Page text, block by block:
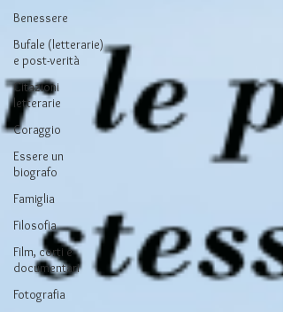
Benessere
Bufale (letterarie)
e post-verità
Citazioni
letterarie
Coraggio
Essere un
biografo
Famiglia
Filosofia
Film, corti e
documentari
Fotografia